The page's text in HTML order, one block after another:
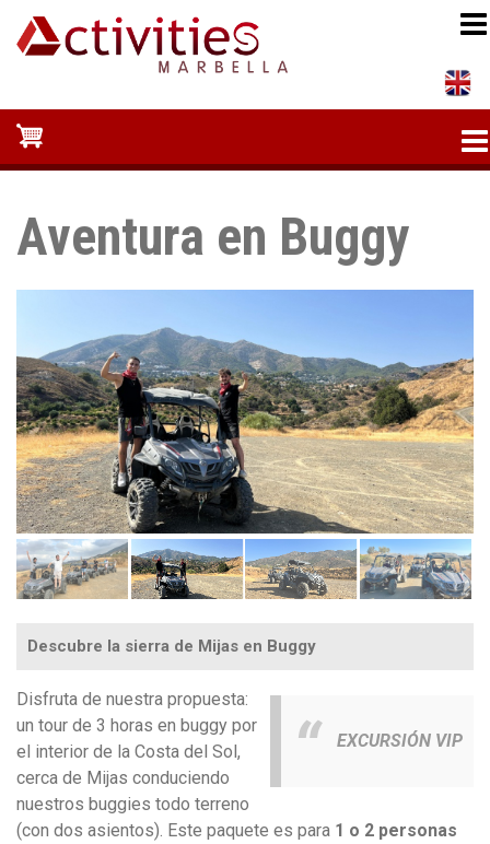
Pasar
Aventura en Buggy
Descubre la sierra de Mijas en Buggy
EXCURSIÓN VIP
Disfruta de nuestra propuesta:
un tour de 3 horas en buggy por
el interior de la Costa del Sol,
cerca de Mijas conduciendo
nuestros buggies todo terreno
(con dos asientos). Este paquete es para 1 o 2 personas